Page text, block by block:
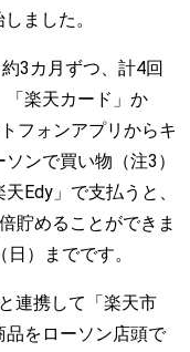
ました。
3カ月ずつ、計4回
「楽天カード」か
フォンアプリからキ
ンで買い物（注3）
Edy」で支払うと、
貯めることができま
）までです。
連携して「楽天市
をローソン店頭で